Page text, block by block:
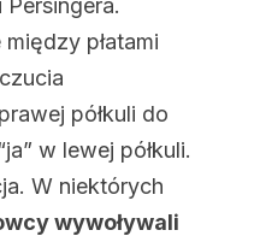
płatami
półkuli do
w lewej półkuli.
W niektórych
wywoływali